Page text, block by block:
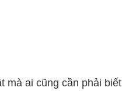
mà ai cũng cần phải biết